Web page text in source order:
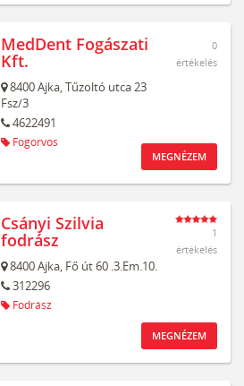
MedDent Fogászati
Kft.
8400Ajka,Tűzoltó utca 23
Fsz/3
4622491
Fogorvos
0
értékelés
MEGNÉZEM
Csányi Szilvia
fodrász
8400Ajka, Fő út 60 .3.Em.10.
312296
Fodrász
1
értékelés
MEGNÉZEM